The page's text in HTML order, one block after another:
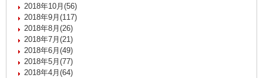
2018年10月(56)
2018年9月(117)
2018年8月(26)
2018年7月(21)
2018年6月(49)
2018年5月(77)
2018年4月(64)